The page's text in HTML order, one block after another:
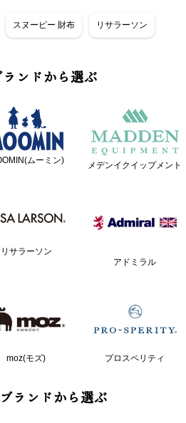
スヌーピー 財布 リサラーソン
ンドから選ぶ
ムーミン) メデンイクイップメント
リサラーソン
アドミラル
moz(モズ) プロスペリティ
ランドから選ぶ